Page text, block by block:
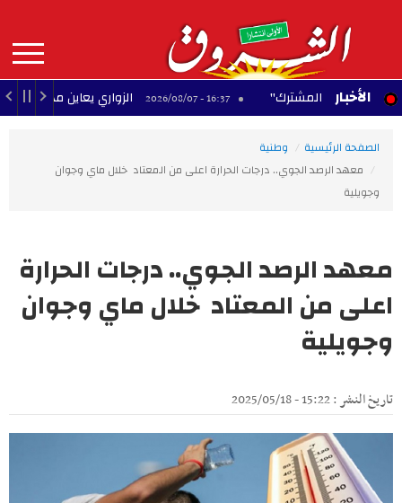
contenu
principal
MAIN
NAVIGATION الأخبار
المشترك" 16:37 - 2026/08/07 الزواري يعاين مدخل العاصمة
الصفحة الرئيسية
وطنية
معهد الرصد الجوي.. درجات الحرارة اعلى من المعتاد خلال ماي وجوان
وجويلية
معهد الرصد الجوي.. درجات الحرارة
اعلى من المعتاد خلال ماي وجوان
وجويلية
تاريخ النشر : 15:22 - 2025/05/18